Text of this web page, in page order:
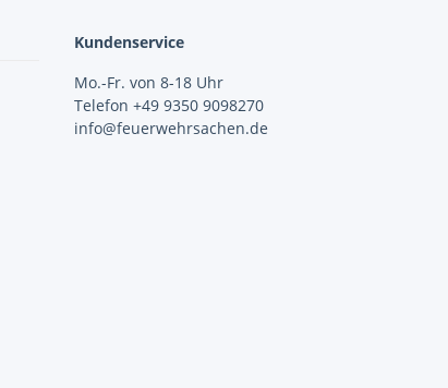
Kundenservice
Mo.-Fr. von 8-18 Uhr
Telefon +49 9350 9098270
info@feuerwehrsachen.de